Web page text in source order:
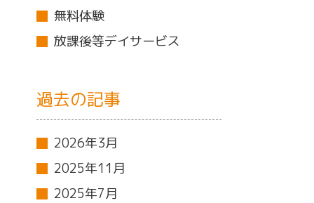
無料体験
放課後等デイサービス
過去の記事
2026年3月
2025年11月
2025年7月